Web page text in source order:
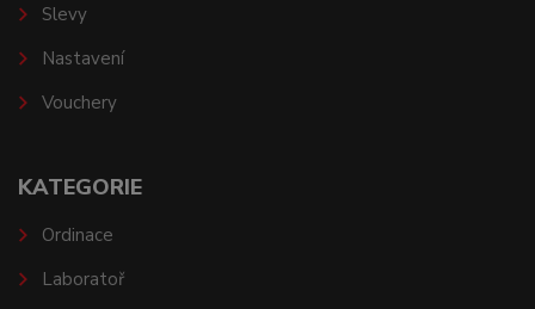
Slevy
Nastavení
Vouchery
KATEGORIE
Ordinace
Laboratoř